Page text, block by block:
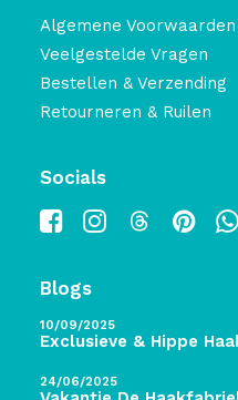
Algemene Voorwaarden
Veelgestelde Vragen
Bestellen & Verzending
Retourneren & Ruilen
Socials
Blogs
10/09/2025
Exclusieve & Hippe
24/06/2025